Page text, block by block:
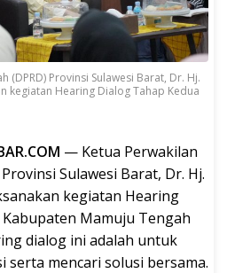
(DPRD) Provinsi Sulawesi Barat, Dr. Hj.
kegiatan Hearing Dialog Tahap Kedua
— Ketua Perwakilan
Sulawesi Barat, Dr. Hj.
kegiatan Hearing
Mamuju Tengah
dialog ini adalah untuk
serta mencari solusi bersama.